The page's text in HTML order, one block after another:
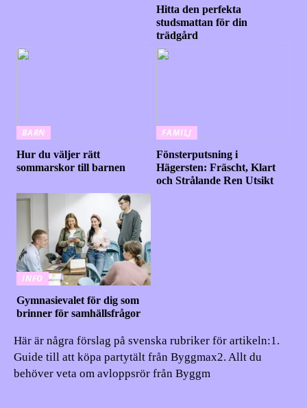
Hitta den perfekta
studsmattan för din
trädgård
BARN
Hur du väljer rätt
sommarskor till barnen
FAMILJ
Fönsterputsning i
Hägersten: Fräscht, Klart
och Strålande Ren Utsikt
INFO
Gymnasievalet för dig som
brinner för samhällsfrågor
Här är några förslag på svenska rubriker för artikeln:1.
Guide till att köpa partytält från Byggmax2. Allt du
behöver veta om avloppsrör från Byggm